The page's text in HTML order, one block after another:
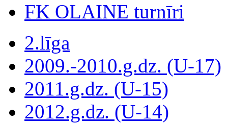
FK OLAINE turnīri
2.līga
2009.-2010.g.dz. (U-17)
2011.g.dz. (U-15)
2012.g.dz. (U-14)